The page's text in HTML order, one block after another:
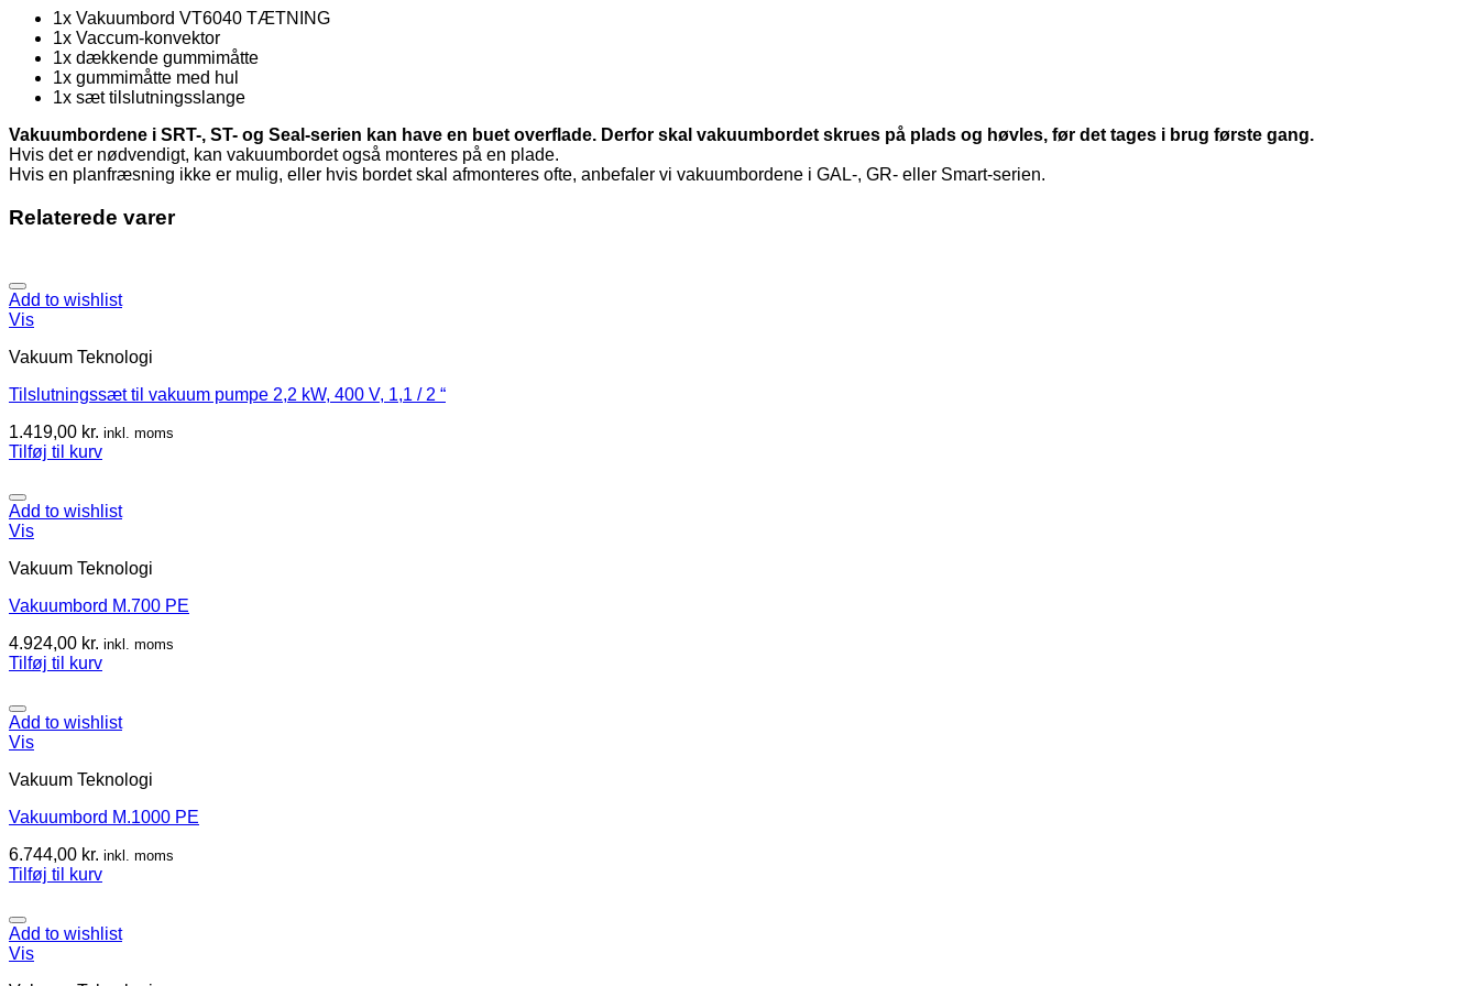
1x Vakuumbord VT6040 TÆTNING
1x Vaccum-konvektor
1x dækkende gummimåtte
1x gummimåtte med hul
1x sæt tilslutningsslange
Vakuumbordene i SRT-, ST- og Seal-serien kan have en buet overflade. Derfor skal vakuumbordet skrues på plads og høvles, før det tages i brug første gang.
Hvis det er nødvendigt, kan vakuumbordet også monteres på en plade.
Hvis en planfræsning ikke er mulig, eller hvis bordet skal afmonteres ofte, anbefaler vi vakuumbordene i GAL-, GR- eller Smart-serien.
Relaterede varer
Add to wishlist
Vis
Vakuum Teknologi
Tilslutningssæt til vakuum pumpe 2,2 kW, 400 V, 1,1 / 2 “
1.419,00 kr. inkl. moms
Tilføj til kurv
Add to wishlist
Vis
Vakuum Teknologi
Vakuumbord M.700 PE
4.924,00 kr. inkl. moms
Tilføj til kurv
Add to wishlist
Vis
Vakuum Teknologi
Vakuumbord M.1000 PE
6.744,00 kr. inkl. moms
Tilføj til kurv
Add to wishlist
Vis